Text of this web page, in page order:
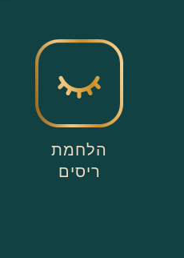
הלחמת
ריסים